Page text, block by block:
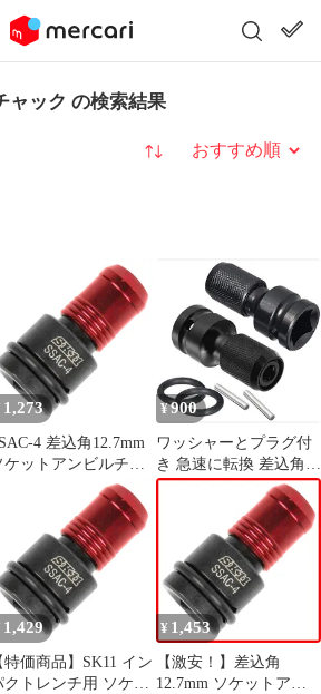
ャック の検索結果
並び替え
1,273
4 差込角12.7mm
ケットアンビルチャ
ク インパクトレンチ
SK11(エスケー11)
¥900
ワッシャーとプラグ付
き 急速に転換 差込角
12.7mm アンビルチャ
ック インパクトレンチ
用 スライドロック式 チ
ャックコンバータ レン
チソケットアダプター
インパクトドライバー
インパクトドライバー
六角アダプター ドリル
チャック クイックリリ
ースインパクト
1,429
特価商品】SK11 イン
クトレンチ用 ソケッ
¥ 1,453
【激安！】差込角
12.7mm ソケットアン